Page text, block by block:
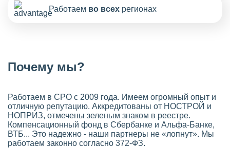
Работаем во всех регионах
Почему мы?
Работаем в СРО с 2009 года. Имеем огромный опыт и
отличную репутацию. Аккредитованы от НОСТРОЙ и
НОПРИЗ, отмечены зеленым знаком в реестре.
Компенсационный фонд в Сбербанке и Альфа-Банке,
ВТБ... Это надежно - наши партнеры не «лопнут». Мы
работаем законно согласно 372-ФЗ.